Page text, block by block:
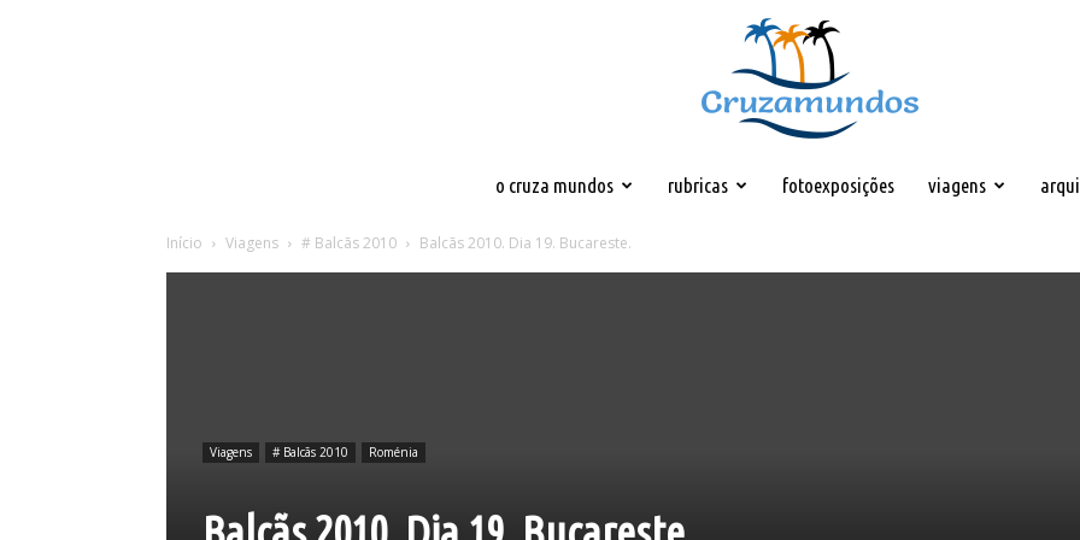
o cruza mundos rubricas fotoexposições viagens
Início Viagens # Balcãs 2010 Balcãs 2010. Dia 19. Bucareste.
Viagens # Balcãs 2010 Roménia